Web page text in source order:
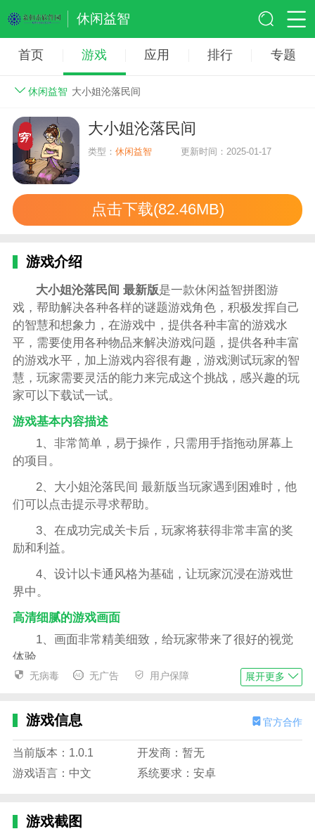
休闲益智
首页 游戏 应用 排行 专题
休闲益智 大小姐沦落民间
大小姐沦落民间
类型：休闲益智 更新时间：2025-01-17
点击下载(82.46MB)
游戏介绍
大小姐沦落民间 最新版是一款休闲益智拼图游
戏，帮助解决各种各样的谜题游戏角色，积极发挥自己
的智慧和想象力，在游戏中，提供各种丰富的游戏水
平，需要使用各种物品来解决游戏问题，提供各种丰富
的游戏水平，加上游戏内容很有趣，游戏测试玩家的智
慧，玩家需要灵活的能力来完成这个挑战，感兴趣的玩
家可以下载试一试。
游戏基本内容描述
1、非常简单，易于操作，只需用手指拖动屏幕上
的项目。
2、大小姐沦落民间 最新版当玩家遇到困难时，他
们可以点击提示寻求帮助。
3、在成功完成关卡后，玩家将获得非常丰富的奖
励和利益。
4、设计以卡通风格为基础，让玩家沉浸在游戏世
界中。
高清细腻的游戏画面
1、画面非常精美细致，给玩家带来了很好的视觉
体验。
2、通过游戏可以提高玩家的观察和思考能力。
任何地点玩游戏。
丰富多样的关卡等你挑战
耍，消磨无聊时间。
无病毒 无广告 用户保障 展开更多
游戏信息 官方合作
当前版本：1.0.1
开发商：暂无
游戏语言：中文
系统要求：安卓
游戏截图